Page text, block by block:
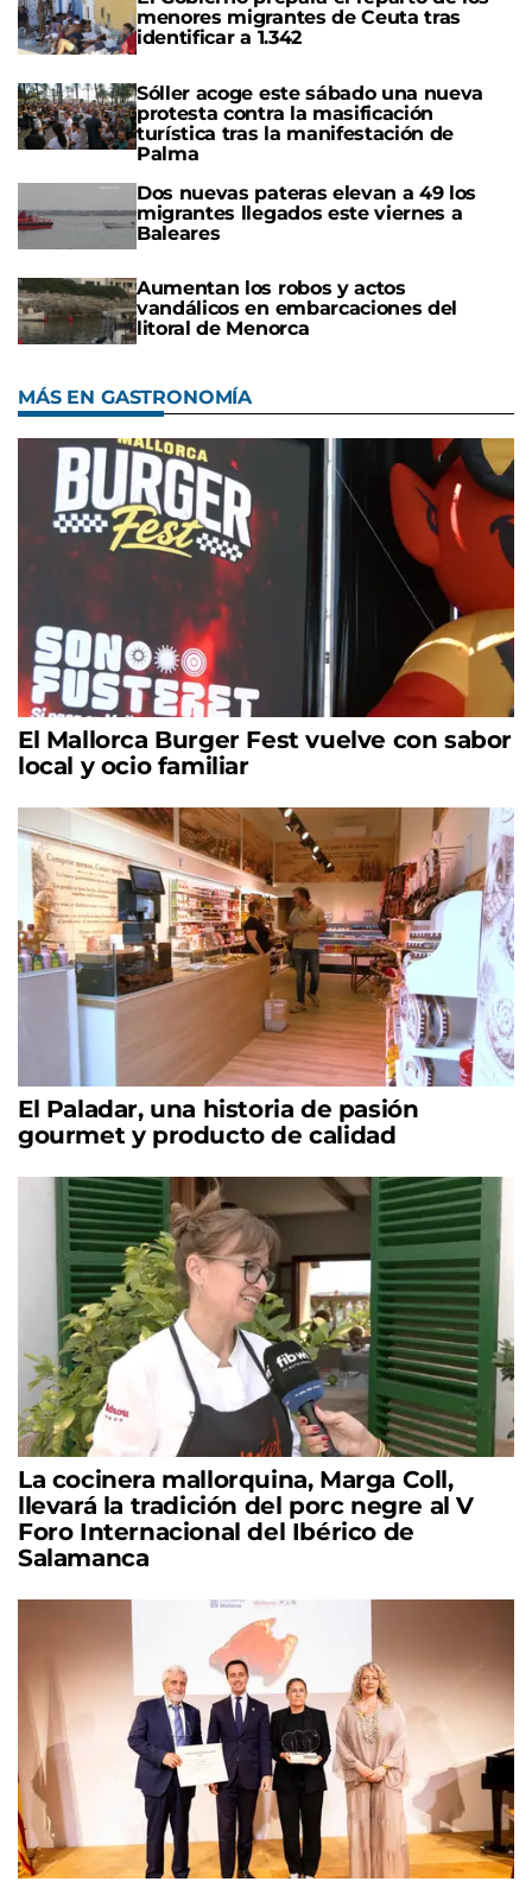
menores migrantes de Ceuta tras
identificar a 1.342
Sóller acoge este sábado una nueva
protesta contra la masificación
turística tras la manifestación de
Palma
Dos nuevas pateras elevan a 49 los
migrantes llegados este viernes a
Baleares
Aumentan los robos y actos
vandálicos en embarcaciones del
litoral de Menorca
MÁS EN GASTRONOMÍA
El Mallorca Burger Fest vuelve con sabor
local y ocio familiar
El Paladar, una historia de pasión
gourmet y producto de calidad
La cocinera mallorquina, Marga Coll,
llevará la tradición del porc negre al V
Foro Internacional del Ibérico de
Salamanca